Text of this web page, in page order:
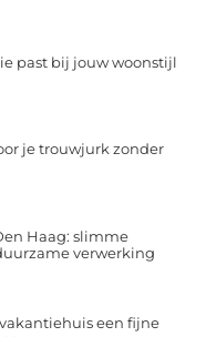
past bij jouw woonstijl
je trouwjurk zonder
Haag: slimme
verwerking
een fijne